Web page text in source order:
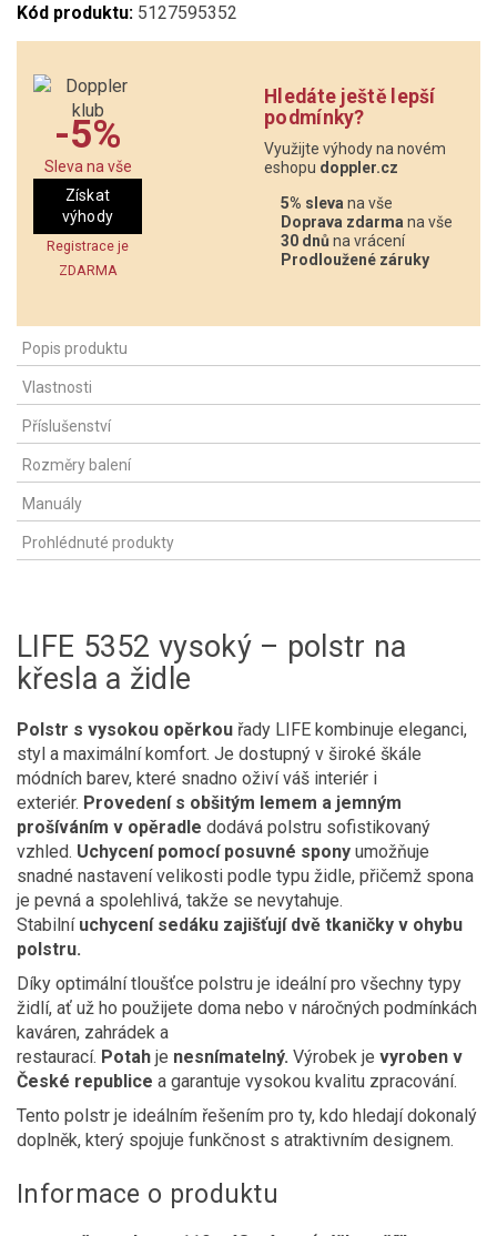
Kód produktu: 5127595352
-5%
Sleva na vše
Získat
výhody
Registrace je
ZDARMA
Hledáte ještě lepší
podmínky?
Využijte výhody na novém
eshopu doppler.cz
5% sleva na vše
Doprava zdarma na vše
30 dnů na vrácení
Prodloužené záruky
Popis produktu
Vlastnosti
Příslušenství
Rozměry balení
Manuály
Prohlédnuté produkty
LIFE 5352 vysoký – polstr na
křesla a židle
Polstr s vysokou opěrkou řady LIFE kombinuje eleganci,
styl a maximální komfort. Je dostupný v široké škále
módních barev, které snadno oživí váš interiér i
exteriér. Provedení s obšitým lemem a jemným
prošíváním v opěradle dodává polstru sofistikovaný
vzhled. Uchycení pomocí posuvné spony umožňuje
snadné nastavení velikosti podle typu židle, přičemž spona
je pevná a spolehlivá, takže se nevytahuje.
Stabilní uchycení sedáku zajišťují dvě tkaničky v ohybu
polstru.
Díky optimální tloušťce polstru je ideální pro všechny typy
židlí, ať už ho použijete doma nebo v náročných podmínkách
kaváren, zahrádek a
restaurací. Potah je nesnímatelný. Výrobek je vyroben v
České republice a garantuje vysokou kvalitu zpracování.
Tento polstr je ideálním řešením pro ty, kdo hledají dokonalý
doplněk, který spojuje funkčnost s atraktivním designem.
Informace o produktu